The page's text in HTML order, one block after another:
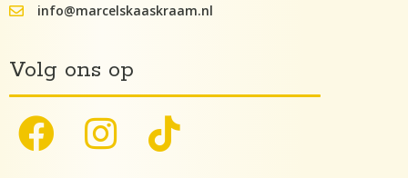
info@kaaskraam.nl
info@marcelskaaskraam.nl
Volg ons op